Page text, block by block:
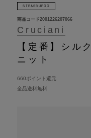
STRASBURGO
Cruciani
【定番】シル
ニット
商品コード2001226207066
660ポイント還元
全品送料無料